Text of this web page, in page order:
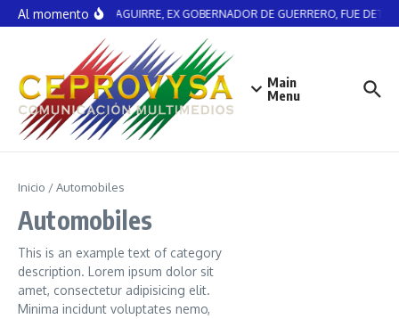
Saltar al contenido
Al momentoÁNGEL AGUIRRE, EX GOBERNADOR DE GUERRERO, FUE
Main
Menu
Inicio /Automobiles
Automobiles
This is an example text of category
description. Lorem ipsum dolor sit
amet, consectetur adipisicing elit.
Minima incidunt voluptates nemo,